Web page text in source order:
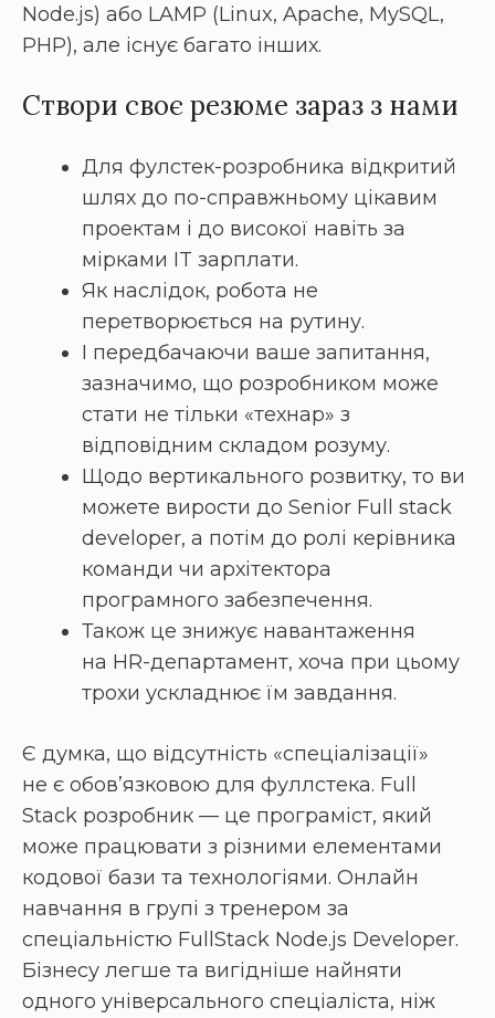
Node.js) або LAMP (Linux, Apache, MySQL,
PHP), але існує багато інших.
Створи своє резюме зараз з нами
Для фулстек-розробника відкритий
шлях до по-справжньому цікавим
проектам і до високої навіть за
мірками IT зарплати.
Як наслідок, робота не
перетворюється на рутину.
І передбачаючи ваше запитання,
зазначимо, що розробником може
стати не тільки «технар» з
відповідним складом розуму.
Щодо вертикального розвитку, то ви
можете вирости до Senior Full stack
developer, а потім до ролі керівника
команди чи архітектора
програмного забезпечення.
Також це знижує навантаження
на HR-департамент, хоча при цьому
трохи ускладнює їм завдання.
Є думка, що відсутність «спеціалізації»
не є обовʼязковою для фуллстека. Full
Stack розробник — це програміст, який
може працювати з різними елементами
кодової бази та технологіями. Онлайн
навчання в групі з тренером за
спеціальністю FullStack Node.js Developer.
Бізнесу легше та вигідніше найняти
одного універсального спеціаліста, ніж